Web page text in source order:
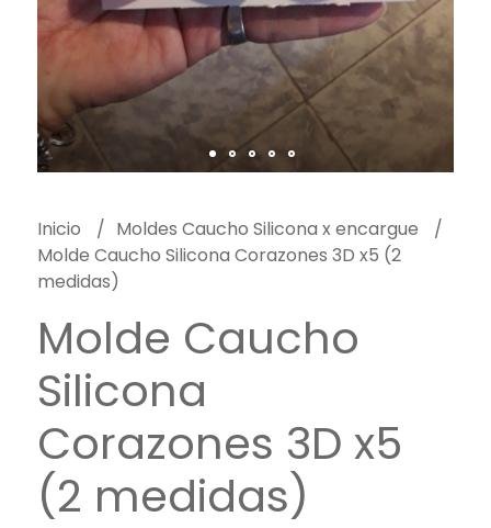
Inicio
Moldes Caucho Silicona x encargue
Molde Caucho Silicona Corazones 3D x5 (2
medidas)
Molde Caucho
Silicona
Corazones 3D x5
(2 medidas)